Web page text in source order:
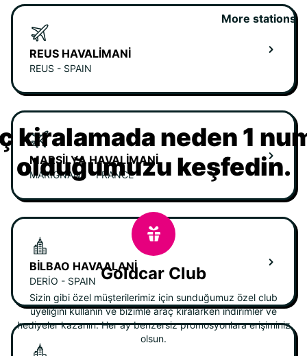
REUS HAVALIMANI
REUS - SPAIN
MARSILYA HAVALIMANI
MARIGNANE - FRANCE
BILBAO HAVAALANI
DERIO - SPAIN
More stations
kiralamada neden 1
olduğumuzu keşfedin.
Goldcar Club
Sizin gibi özel müşterilerimiz için sunduğumuz özel club
üyeliğini kullanın ve bizimle araç kiralarken indirimler ve
hediyeler kazanın. Her ay benzersiz promosyonlara erişiminiz
olsun.